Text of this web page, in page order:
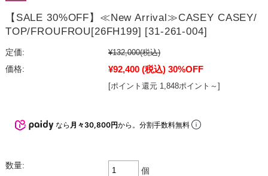
【SALE 30%OFF】≪New Arrival≫CASEY CASEY/
TOP/FROUFROU[26FH199] [31-261-004]
定価: ¥132,000(税込)
価格:
¥92,400 (税込) 30%OFF
[ポイント還元 1,848ポイント～]
なら 月々30,800円から。分割手数料無料
数量:
個